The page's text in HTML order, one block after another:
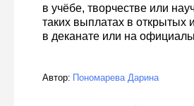
в учёбе, творчестве или
таких выплатах в открытых
в деканате или на
Автор: Пономарева Дарина